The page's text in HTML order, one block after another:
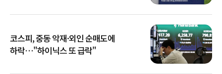
코스피, 중동 악재·외인 순매도에
하락…"하이닉스 또 급락"